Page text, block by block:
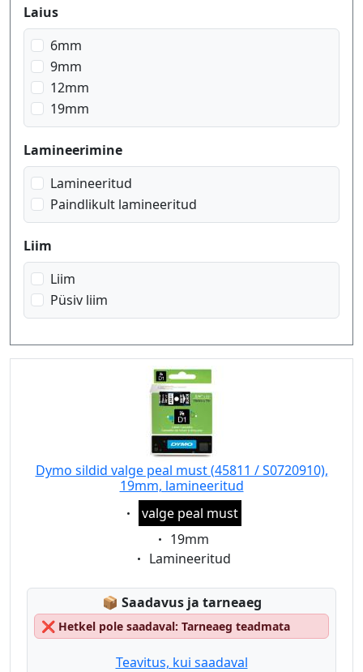
Laius
6mm
9mm
12mm
19mm
Lamineerimine
Lamineeritud
Paindlikult lamineeritud
Liim
Liim
Püsiv liim
Dymo sildid valge peal must (45811 / S0720910),
19mm, lamineeritud
Eigenschaft:
valge peal must
Eigenschaft:
19mm
Eigenschaft:
Lamineeritud
📦 Lagerstatus:
Saadavus ja tarneaeg
❌ Hetkel pole saadaval: Tarneaeg teadmata
Teavitus, kui saadaval